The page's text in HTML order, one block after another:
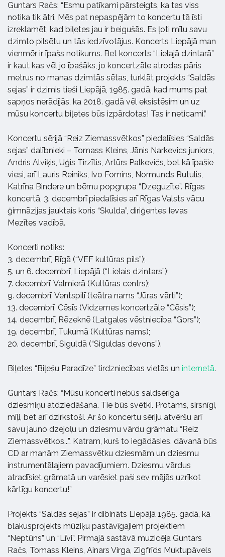
Guntars Račs: “Esmu patīkami pārsteigts, ka tas viss
notika tik ātri. Mēs pat nepaspējām to koncertu tā īsti
izreklamēt, kad biļetes jau ir beigušās. Es ļoti mīlu savu
dzimto pilsētu un tās iedzīvotājus. Koncerts Liepājā man
vienmēr ir īpašs notikums. Bet koncerts “Lielajā dzintarā”
ir kaut kas vēl jo īpašāks, jo koncertzāle atrodas pāris
metrus no manas dzimtās sētas, turklāt projekts “Saldās
sejas” ir dzimis tieši Liepājā, 1985. gadā, kad mums pat
sapņos nerādījās, ka 2018. gadā vēl eksistēsim un uz
mūsu koncertu biļetes būs izpārdotas! Tas ir neticami.”
Koncertu sērijā “Reiz Ziemassvētkos” piedalīsies “Saldās
sejas” dalībnieki – Tomass Kleins, Jānis Narkevics juniors,
Andris Alviķis, Uģis Tirzītis, Artūrs Palkevičs, bet kā īpašie
viesi, arī Lauris Reiniks, Ivo Fomins, Normunds Rutulis,
Katrīna Bindere un bērnu popgrupa “Dzeguzīte”. Rīgas
koncertā, 3. decembrī piedalīsies arī Rīgas Valsts vācu
ģimnāzijas jauktais koris “Skulda”, diriģentes Ievas
Mezītes vadībā.
Koncerti notiks:
3. decembrī, Rīgā (“VEF kultūras pils”);
5. un 6. decembrī, Liepājā (“Lielais dzintars”);
7. decembrī, Valmierā (Kultūras centrs);
9. decembrī, Ventspilī (teātra nams “Jūras vārti”);
13. decembrī, Cēsīs (Vidzemes koncertzāle “Cēsis”);
14. decembrī, Rēzeknē (Latgales vēstniecība “Gors”);
19. decembrī, Tukumā (Kultūras nams);
20. decembrī, Siguldā (“Siguldas devons”).
Biļetes “Biļešu Paradīze” tirdzniecības vietās un internetā.
Guntars Račs: “Mūsu koncerti nebūs saldsērīga
dziesmiņu atdziedāšana. Tie būs svētki. Protams, sirsnīgi,
mīļi, bet arī dzirkstoši. Ar šo koncertu sēriju atvēršu arī
savu jauno dzejoļu un dziesmu vārdu grāmatu “Reiz
Ziemassvētkos...”. Katram, kurš to iegādāsies, dāvanā būs
CD ar manām Ziemassvētku dziesmām un dziesmu
instrumentālajiem pavadījumiem. Dziesmu vārdus
atradīsiet grāmatā un varēsiet paši sev mājās uzrīkot
kārtīgu koncertu!”
Projekts “Saldās sejas” ir dibināts Liepājā 1985. gadā, kā
blakusprojekts mūziķu pastāvīgajiem projektiem
“Neptūns” un “Līvi”. Pirmajā sastāvā muzicēja Guntars
Račs, Tomass Kleins, Ainars Virga, Zigfrīds Muktupāvels